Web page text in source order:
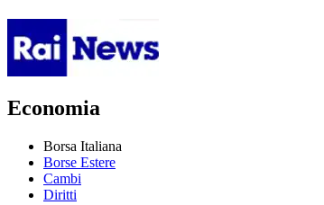
Economia
Borsa Italiana
Borse Estere
Cambi
Diritti